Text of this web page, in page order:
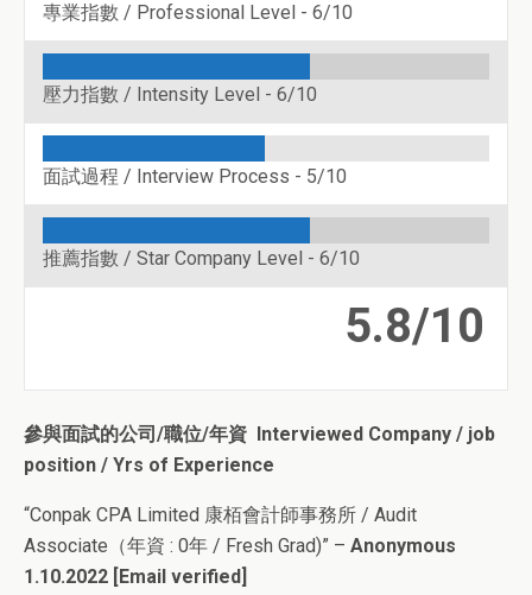
專業指數 / Professional Level - 6/10
壓力指數 / Intensity Level - 6/10
面試過程 / Interview Process - 5/10
推薦指數 / Star Company Level - 6/10
5.8/10
參與面試的公司/職位/年資 Interviewed Company / job
position / Yrs of Experience
“Conpak CPA Limited 康栢會計師事務所 / Audit
Associate（年資 : 0年 / Fresh Grad)” – Anonymous
1.10.2022 [Email verified]